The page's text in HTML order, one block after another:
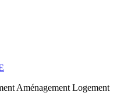
Aménagement Logement